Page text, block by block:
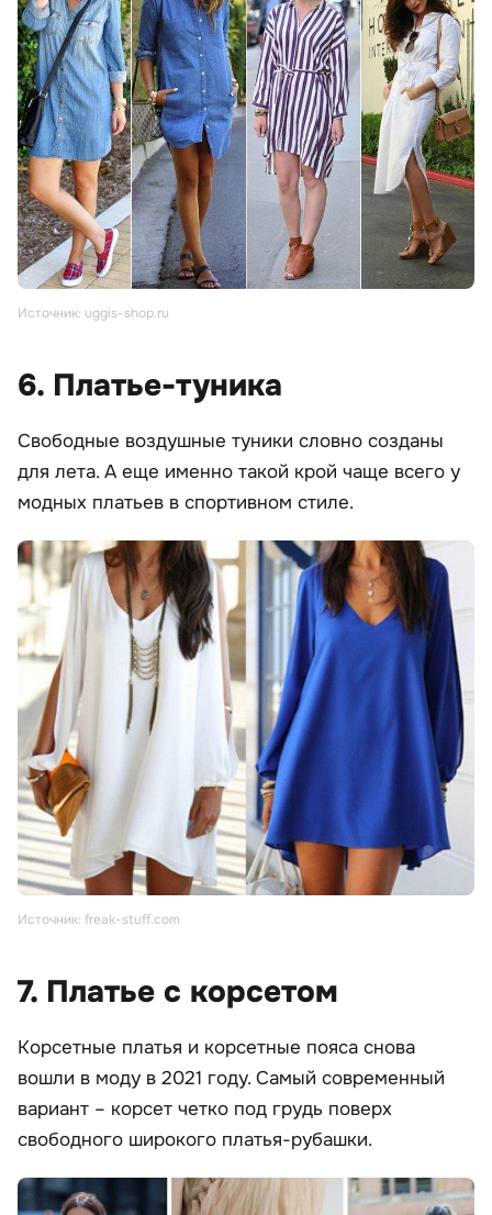
Источник: uggis-shop.ru
6. Платье-туника
Свободные воздушные туники словно созданы
для лета. А еще именно такой крой чаще всего у
модных платьев в спортивном стиле.
Источник: freak-stuff.com
7. Платье с корсетом
Корсетные платья и корсетные пояса снова
вошли в моду в 2021 году. Самый современный
вариант – корсет четко под грудь поверх
свободного широкого платья-рубашки.